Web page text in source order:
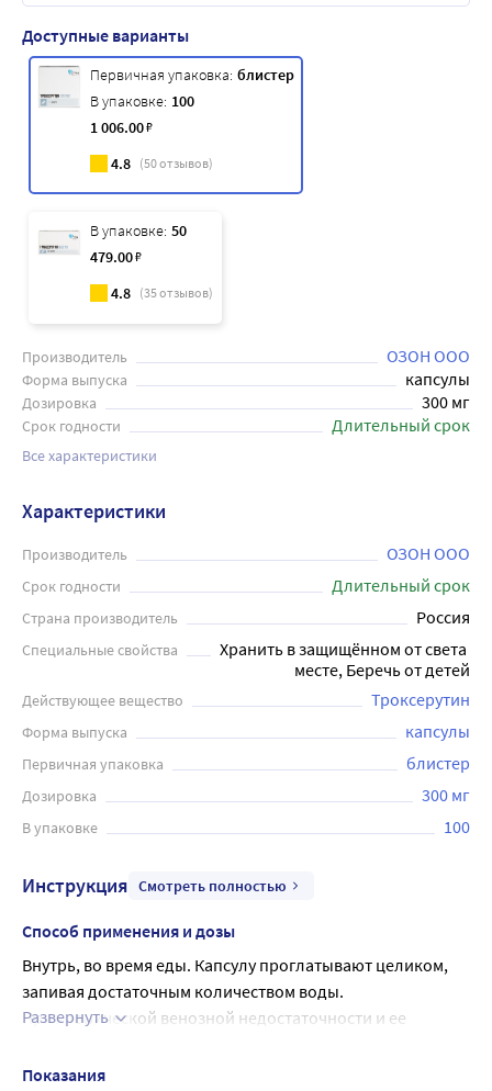
Доступные варианты
Первичная упаковка: блистер
В упаковке: 100
1 006.00₽
4.8 (50отзывов)
В упаковке: 50
479.00₽
4.8 (35отзывов)
Производитель ОЗОН ООО
Форма выпуска капсулы
Дозировка 300 мг
Срок годности Длительный срок
Все характеристики
Характеристики
Производитель ОЗОН ООО
Срок годности Длительный срок
Страна производитель Россия
Специальные свойства
Хранить в защищённом от света
месте, Беречь от детей
Действующее вещество Троксерутин
Форма выпуска капсулы
Первичная упаковка блистер
Дозировка 300 мг
В упаковке 100
Инструкция Смотреть полностью
Способ применения и дозы
Внутрь, во время еды. Капсулу проглатывают целиком,
запивая достаточным количеством воды.
При хронической венозной недостаточности и ее
на начальном этапе лечения назначают по 1 капсуле (300
Развернуть
Показания